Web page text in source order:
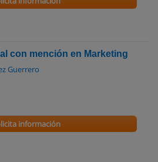
con mención en Marketing
Guerrero
información